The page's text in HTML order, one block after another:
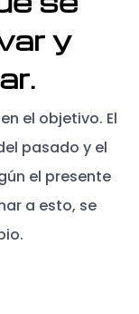
y
el objetivo. El
pasado y el
el presente
a esto, se